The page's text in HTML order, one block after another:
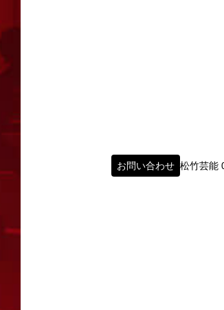
お問い合わせ 松竹芸能
この由緒ある名称を、日
この劇場から、日本を代
2011年5月14日 新宿角座
ホームページに関する